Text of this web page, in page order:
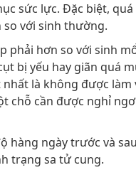
sức lực. Đặc biệt, quá
với sinh thường.
phải hơn so với sinh
bị yếu hay giãn quá
là không được làm
chỗ cần được nghỉ
hàng ngày trước và
trạng sa tử cung.